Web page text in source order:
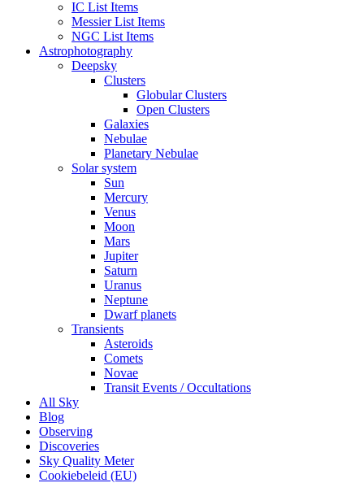
IC List Items
Messier List Items
NGC List Items
Astrophotography
Deepsky
Clusters
Globular Clusters
Open Clusters
Galaxies
Nebulae
Planetary Nebulae
Solar system
Sun
Mercury
Venus
Moon
Mars
Jupiter
Saturn
Uranus
Neptune
Dwarf planets
Transients
Asteroids
Comets
Novae
Transit Events / Occultations
All Sky
Blog
Observing
Discoveries
Sky Quality Meter
Cookiebeleid (EU)